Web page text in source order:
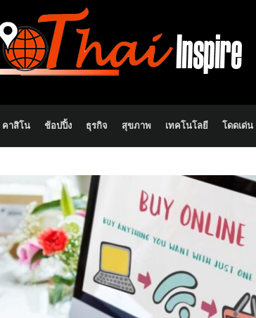
คาสิโน ช้อปปิ้ง ธุรกิจ สุขภาพ เทคโนโลยี โดดเด่น